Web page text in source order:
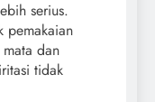
serius.
pemakaian
dan
tidak